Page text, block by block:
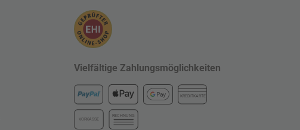
Vielfältige Zahlungsmöglichkeiten
KREDITKARTE
VORKASSE
RECHNUNG